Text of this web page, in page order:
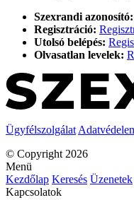
Szexrandi azonosító:
Regisztráció:
Utolsó belépés:
Olvasatlan levelek:
Ügyfélszolgálat
© Copyright 2026
Menü
Kezdőlap Keresés Üzenetek
Kapcsolatok